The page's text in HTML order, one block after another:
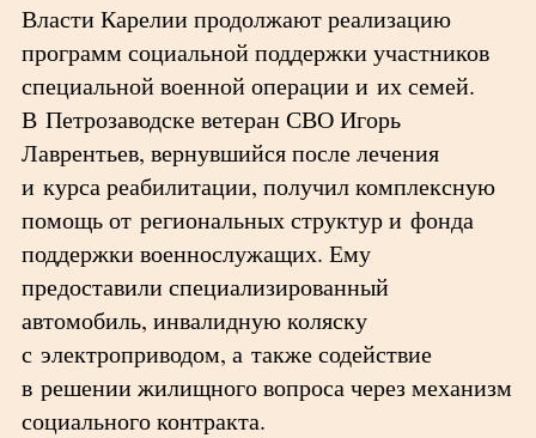
Власти Карелии продолжают реализацию
программ социальной поддержки участников
специальной военной операции и их семей.
В Петрозаводске ветеран СВО Игорь
Лаврентьев, вернувшийся после лечения
и курса реабилитации, получил комплексную
помощь от региональных структур и фонда
поддержки военнослужащих. Ему
предоставили специализированный
автомобиль, инвалидную коляску
с электроприводом, а также содействие
в решении жилищного вопроса через механизм
социального контракта.